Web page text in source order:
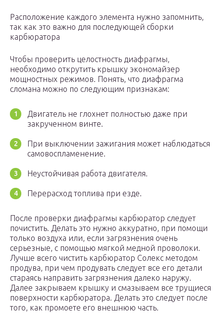
Расположение каждого элемента нужно запомнить,
так как это важно для последующей сборки
карбюратора
Чтобы проверить целостность диафрагмы,
необходимо открутить крышку экономайзер
мощностных режимов. Понять, что диафрагма
сломана можно по следующим признакам:
Двигатель не глохнет полностью даже при
закрученном винте.
При выключении зажигания может наблюдаться
самовоспламенение.
Неустойчивая работа двигателя.
Перерасход топлива при езде.
После проверки диафрагмы карбюратор следует
почистить. Делать это нужно аккуратно, при помощи
только воздуха или, если загрязнения очень
серьезные, с помощью мягкой медной проволоки.
Лучше всего чистить карбюратор Солекс методом
продува, при чем продувать следует все его детали
стараясь направить загрязнения далеко наружу.
Далее закрываем крышку и смазываем все трущиеся
поверхности карбюратора. Делать это следует после
того, как промоете его внешнюю часть.